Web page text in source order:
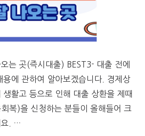
는 곳(즉시대출) BEST3- 대출 전에
용에 관하여 알아보겠습니다. 경제상
활고 등으로 인해 대출 상환을 제때
복)을 신청하는 분들이 올해들어 크
요. …